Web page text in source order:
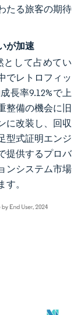
たる旅客の期待
が加速
として占めてい
でレトロフィッ
長率9.12%で上
整備の機会に旧
に改装し、回収
型式証明エンジ
提供するプロバ
ンシステム市場
。